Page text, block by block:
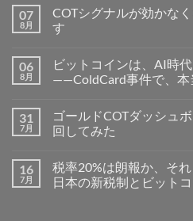
07
8月
COTシグナルが効かな
す
06
8月
ビットコインは、AI時
——ColdCard事件で、本
31
7月
ゴールドCOTダッシュ
回してみた
16
7月
税率20%は朗報か、そ
日本の新税制とビット